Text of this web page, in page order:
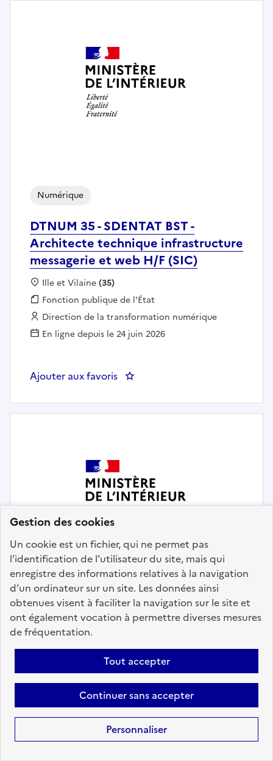
Gestion des cookies
Un cookie est un fichier, qui ne permet pas
l’identification de l’utilisateur du site, mais qui
enregistre des informations relatives à la navigation
d’un ordinateur sur un site. Les données ainsi
obtenues visent à faciliter la navigation sur le site et
ont également vocation à permettre diverses mesures
de fréquentation.
Tout accepter
Continuer sans accepter
Personnaliser
DTNUM 35 - SDENTAT BST -
Architecte technique infrastructure
messagerie et web H/F (SIC)
Numérique
Localisation :
Ille et Vilaine(35)
Fonction publique :
Fonction publique de l'État
Employeur :
Direction de la transformation numérique
En ligne depuis le 24 juin 2026
Ajouter aux favoris : DTNUM 35 - SDENTAT BST -
DTNUM 75 CAB Assistant(e) de
direction auprès du directeur, SGA
en charge du numérique
Relation à l'usager
Localisation :
(75)
Direction de la transformation numérique